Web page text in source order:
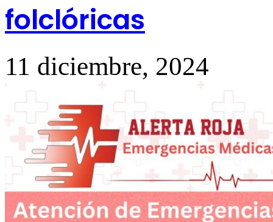
folclóricas
11 diciembre, 2024